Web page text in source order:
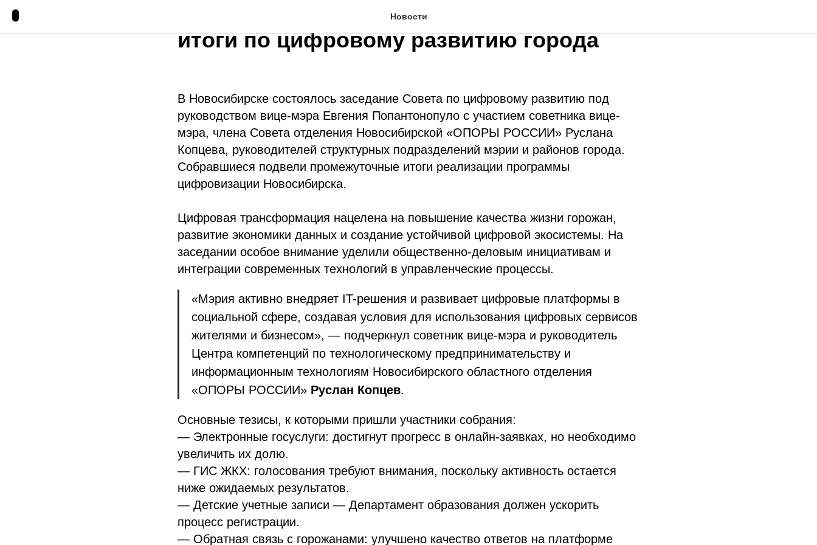
Новости
В Новосибирске подвели промежуточные
итоги по цифровому развитию города
В Новосибирске состоялось заседание Совета по цифровому развитию под
руководством вице-мэра Евгения Попантонопуло с участием советника вице-
мэра, члена Совета отделения Новосибирской «ОПОРЫ РОССИИ» Руслана
Копцева, руководителей структурных подразделений мэрии и районов города.
Собравшиеся подвели промежуточные итоги реализации программы
цифровизации Новосибирска.
Цифровая трансформация нацелена на повышение качества жизни горожан,
развитие экономики данных и создание устойчивой цифровой экосистемы. На
заседании особое внимание уделили общественно-деловым инициативам и
интеграции современных технологий в управленческие процессы.
«Мэрия активно внедряет IT-решения и развивает цифровые платформы в
социальной сфере, создавая условия для использования цифровых сервисов
жителями и бизнесом», — подчеркнул советник вице-мэра и руководитель
Центра компетенций по технологическому предпринимательству и
информационным технологиям Новосибирского областного отделения
«ОПОРЫ РОССИИ» Руслан Копцев.
Основные тезисы, к которыми пришли участники собрания:
— Электронные госуслуги: достигнут прогресс в онлайн-заявках, но необходимо
увеличить их долю.
— ГИС ЖКХ: голосования требуют внимания, поскольку активность остается
ниже ожидаемых результатов.
— Детские учетные записи — Департамент образования должен ускорить
процесс регистрации.
— Обратная связь с горожанами: улучшено качество ответов на платформе